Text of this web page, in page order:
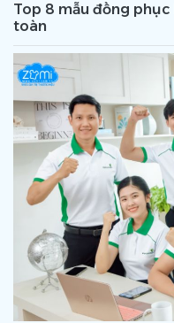
Top 8 mẫu đồng phục
toàn